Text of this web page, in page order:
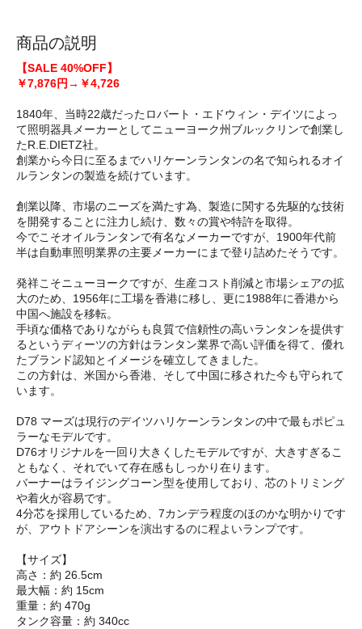
商品の説明
【SALE 40%OFF】
￥7,876円→￥4,726
1840年、当時22歳だったロバート・エドウィン・デイツによっ
て照明器具メーカーとしてニューヨーク州ブルックリンで創業し
たR.E.DIETZ社。
創業から今日に至るまでハリケーンランタンの名で知られるオイ
ルランタンの製造を続けています。
創業以降、市場のニーズを満たす為、製造に関する先駆的な技術
を開発することに注力し続け、数々の賞や特許を取得。
今でこそオイルランタンで有名なメーカーですが、1900年代前
半は自動車照明業界の主要メーカーにまで登り詰めたそうです。
発祥こそニューヨークですが、生産コスト削減と市場シェアの拡
大のため、1956年に工場を香港に移し、更に1988年に香港から
中国へ施設を移転。
手頃な価格でありながらも良質で信頼性の高いランタンを提供す
るというディーツの方針はランタン業界で高い評価を得て、優れ
たブランド認知とイメージを確立してきました。
この方針は、米国から香港、そして中国に移された今も守られて
います。
D78 マーズは現行のデイツハリケーンランタンの中で最もポピュ
ラーなモデルです。
D76オリジナルを一回り大きくしたモデルですが、大きすぎるこ
ともなく、それでいて存在感もしっかり在ります。
バーナーはライジングコーン型を使用しており、芯のトリミング
や着火が容易です。
4分芯を採用しているため、7カンデラ程度のほのかな明かりです
が、アウトドアシーンを演出するのに程よいランプです。
【サイズ】
高さ：約 26.5cm
最大幅：約 15cm
重量：約 470g
タンク容量：約 340cc